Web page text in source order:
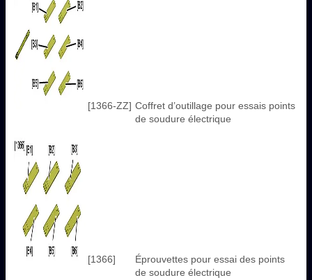
[1366-ZZ] Coffret d’outillage pour essais points
de soudure électrique
[1366]
Éprouvettes pour essai des points
de soudure électrique